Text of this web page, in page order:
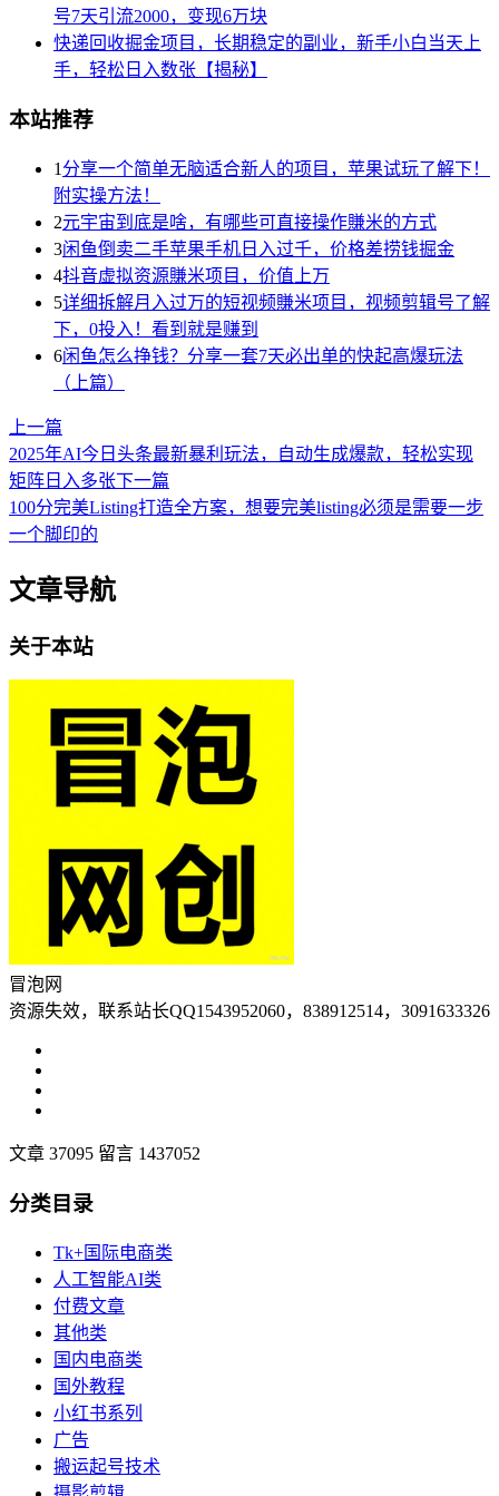
号7天引流2000，变现6万块
快递回收掘金项目，长期稳定的副业，新手小白当天上
手，轻松日入数张【揭秘】
本站推荐
1 分享一个简单无脑适合新人的项目，苹果试玩了解下！
附实操方法！
2元宇宙到底是啥，有哪些可直接操作賺米的方式
3闲鱼倒卖二手苹果手机日入过千，价格差捞钱掘金
4抖音虚拟资源賺米项目，价值上万
5详细拆解月入过万的短视频賺米项目，视频剪辑号了解
下，0投入！看到就是赚到
6闲鱼怎么挣钱？分享一套7天必出单的快起高爆玩法
（上篇）
上一篇
2025年AI今日头条最新暴利玩法，自动生成爆款，轻松实现
矩阵日入多张下一篇
100分完美Listing打造全方案，想要完美listing必须是需要一步
一个脚印的
文章导航
关于本站
冒泡网
资源失效，联系站长QQ1543952060，838912514，3091633326
文章 37095 留言 1437052
分类目录
Tk+国际电商类
人工智能AI类
付费文章
其他类
国内电商类
国外教程
小红书系列
广告
搬运起号技术